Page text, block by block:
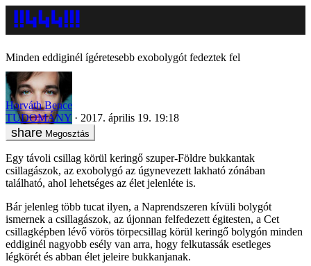
Minden eddiginél ígéretesebb exobolygót fedeztek fel
Horváth Bence
TUDOMÁNY
2017. április 19. 19:18
Megosztás
Egy távoli csillag körül keringő szuper-Földre bukkantak
csillagászok, az exobolygó az úgynevezett lakható zónában
található, ahol lehetséges az élet jelenléte is.
Bár jelenleg több tucat ilyen, a Naprendszeren kívüli bolygót
ismernek a csillagászok, az újonnan felfedezett égitesten, a Cet
csillagképben lévő vörös törpecsillag körül keringő bolygón minden
eddiginél nagyobb esély van arra, hogy felkutassák esetleges
légkörét és abban élet jeleire bukkanjanak.